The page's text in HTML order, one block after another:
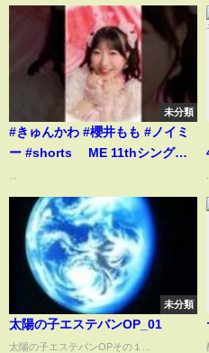
未分類
#きゅんかわ #櫻井もも #ノイミ
ー #shorts ≠ME 11thシングル
未分類
太陽の子エステバンOP_01
太陽の子エステバンOPその１...